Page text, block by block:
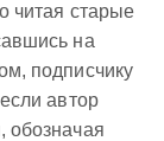
читая старые
на
подписчику
автор
обозначая